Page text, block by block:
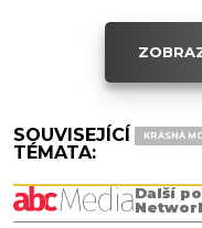
SOUVISEJÍCÍ
TÉMATA:
KRÁSNÁ
Další